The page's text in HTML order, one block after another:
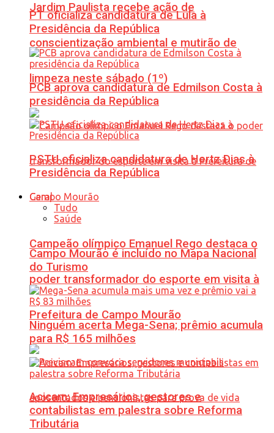
Jardim Paulista recebe ação de
conscientização ambiental e mutirão de
limpeza neste sábado (1º)
Campeão olímpico Emanuel Rego destaca o
poder transformador do esporte em visita à
Prefeitura de Campo Mourão
PT oficializa candidatura de Lula à
Presidência da República
PCB aprova candidatura de Edmilson Costa à
presidência da República
PSTU oficializa candidatura de Hertz Dias à
Presidência da República
Geral
Tudo
Saúde
Campo Mourão é incluído no Mapa Nacional
do Turismo
Ninguém acerta Mega-Sena; prêmio acumula
para R$ 165 milhões
Acicam: Empresários, gestores e
contabilistas em palestra sobre Reforma
Tributária